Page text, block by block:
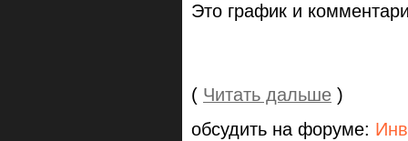
Это график и
( Читать дальше )
обсудить на форуме: